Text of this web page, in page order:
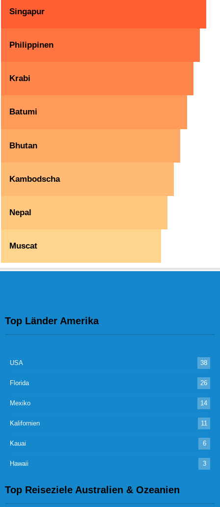
Singapur
Philippinen
Krabi
Batumi
Bhutan
Kambodscha
Nepal
Muscat
Top Länder Amerika
USA 38
Florida 26
Mexiko 14
Kalifornien 11
Kauai 6
Hawaii 3
Top Reiseziele Australien & Ozeanien